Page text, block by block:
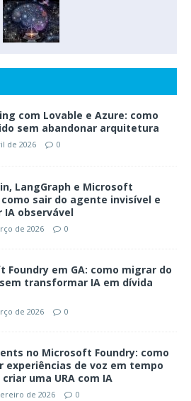
com Lovable e Azure: como
sem abandonar arquitetura
de 2026 0
LangGraph e Microsoft
como sair do agente invisível e
IA observável
de 2026 0
Foundry em GA: como migrar do
transformar IA em dívida
de 2026 0
no Microsoft Foundry: como
experiências de voz em tempo
uma URA com IA
de 2026 0